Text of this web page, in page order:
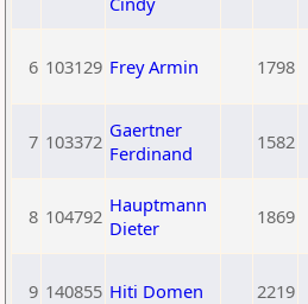
6 103129 Frey Armin 1798
7 103372 Gaertner
Ferdinand
1582
8 104792 Hauptmann
Dieter
1869
9 140855 Hiti Domen 2219